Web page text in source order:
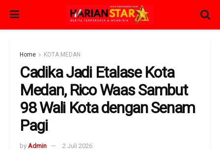
Home KOTA MEDAN
Cadika Jadi Etalase Kota
Medan, Rico Waas Sambut
98 Wali Kota dengan Senam
Pagi
by Admin 2 Juli 2026